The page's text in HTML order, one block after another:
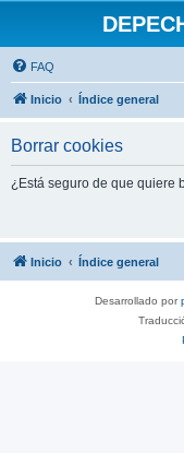
FAQ
Inicio Índice general
Borrar cookies
¿Está seguro de que quiere
Inicio Índice general
Desarrollado por